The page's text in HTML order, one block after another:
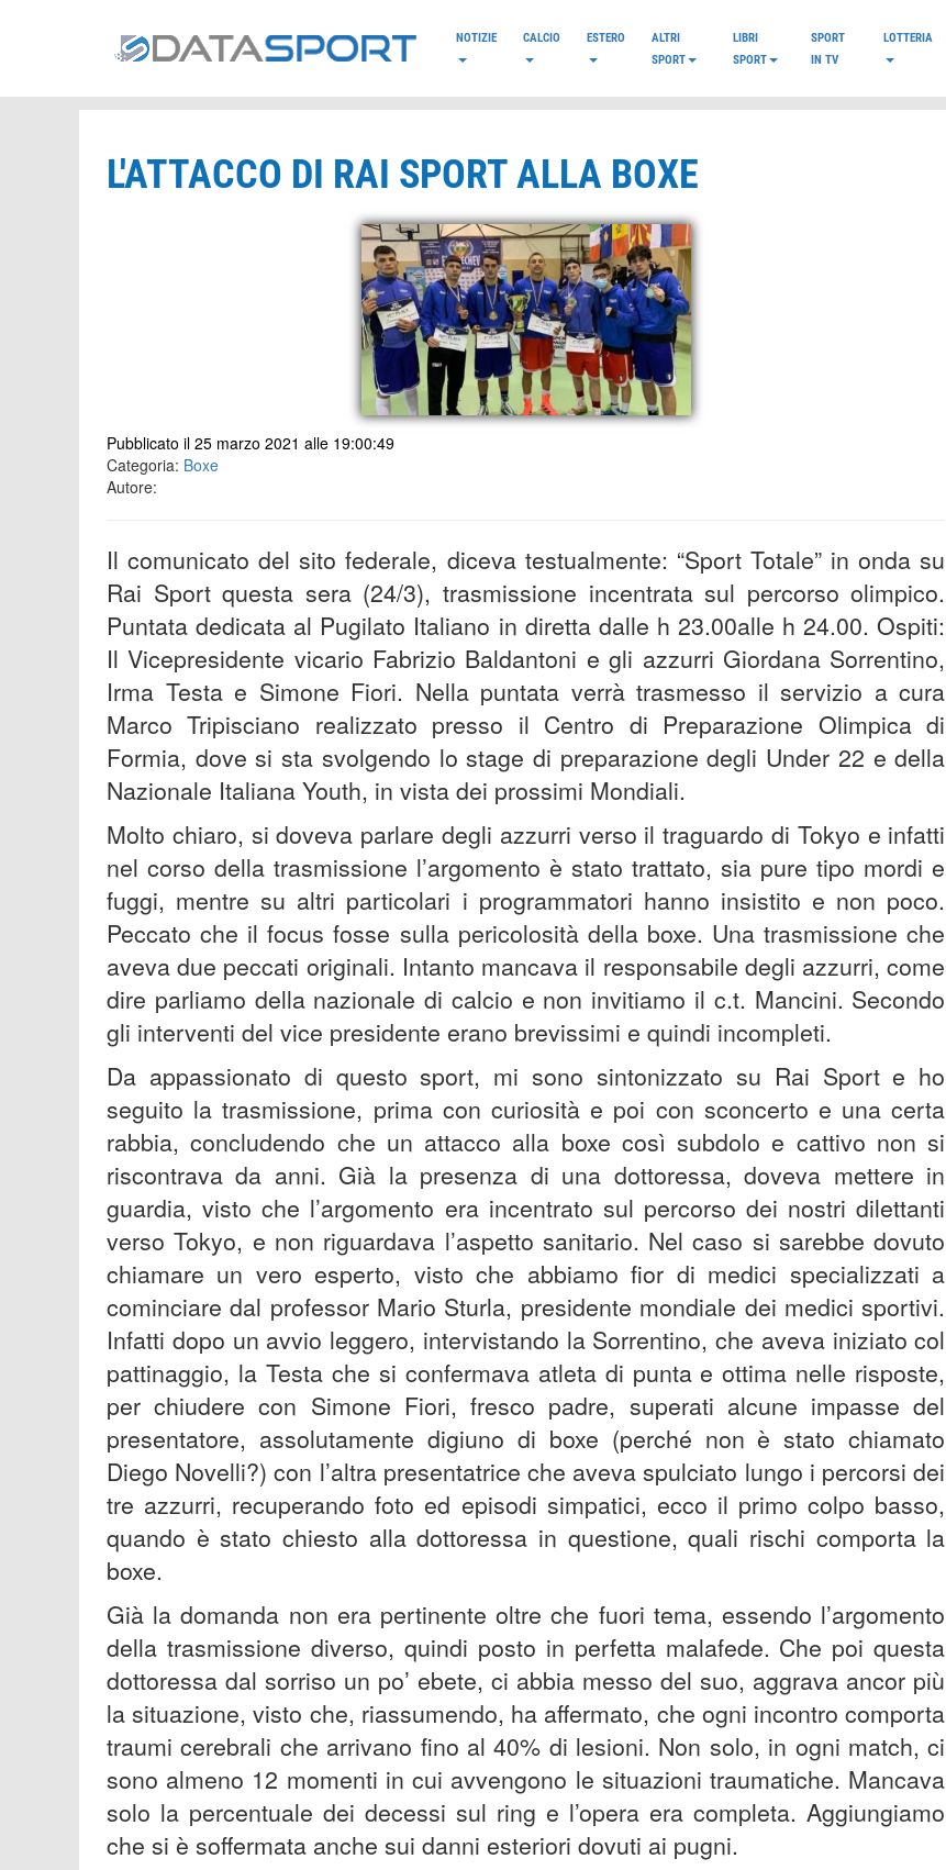
NOTIZIE CALCIO ESTERO
ALTRI
SPORT
LIBRI
SPORT
SPORT
IN TV
LOTTERIA
L'ATTACCO DI RAI SPORT ALLA BOXE
Pubblicato il 25 marzo 2021 alle 19:00:49
Categoria: Boxe
Autore:
Il comunicato del sito federale, diceva testualmente: “Sport Totale” in onda su
Rai Sport questa sera (24/3), trasmissione incentrata sul percorso olimpico.
Puntata dedicata al Pugilato Italiano in diretta dalle h 23.00alle h 24.00. Ospiti:
Il Vicepresidente vicario Fabrizio Baldantoni e gli azzurri Giordana Sorrentino,
Irma Testa e Simone Fiori. Nella puntata verrà trasmesso il servizio a cura
Marco Tripisciano realizzato presso il Centro di Preparazione Olimpica di
Formia, dove si sta svolgendo lo stage di preparazione degli Under 22 e della
Nazionale Italiana Youth, in vista dei prossimi Mondiali.
Molto chiaro, si doveva parlare degli azzurri verso il traguardo di Tokyo e infatti
nel corso della trasmissione l’argomento è stato trattato, sia pure tipo mordi e
fuggi, mentre su altri particolari i programmatori hanno insistito e non poco.
Peccato che il focus fosse sulla pericolosità della boxe. Una trasmissione che
aveva due peccati originali. Intanto mancava il responsabile degli azzurri, come
dire parliamo della nazionale di calcio e non invitiamo il c.t. Mancini. Secondo
gli interventi del vice presidente erano brevissimi e quindi incompleti.
Da appassionato di questo sport, mi sono sintonizzato su Rai Sport e ho
seguito la trasmissione, prima con curiosità e poi con sconcerto e una certa
rabbia, concludendo che un attacco alla boxe così subdolo e cattivo non si
riscontrava da anni. Già la presenza di una dottoressa, doveva mettere in
guardia, visto che l’argomento era incentrato sul percorso dei nostri dilettanti
verso Tokyo, e non riguardava l’aspetto sanitario. Nel caso si sarebbe dovuto
chiamare un vero esperto, visto che abbiamo fior di medici specializzati a
cominciare dal professor Mario Sturla, presidente mondiale dei medici sportivi.
Infatti dopo un avvio leggero, intervistando la Sorrentino, che aveva iniziato col
pattinaggio, la Testa che si confermava atleta di punta e ottima nelle risposte,
per chiudere con Simone Fiori, fresco padre, superati alcune impasse del
presentatore, assolutamente digiuno di boxe (perché non è stato chiamato
Diego Novelli?) con l’altra presentatrice che aveva spulciato lungo i percorsi dei
tre azzurri, recuperando foto ed episodi simpatici, ecco il primo colpo basso,
quando è stato chiesto alla dottoressa in questione, quali rischi comporta la
boxe.
Già la domanda non era pertinente oltre che fuori tema, essendo l’argomento
della trasmissione diverso, quindi posto in perfetta malafede. Che poi questa
dottoressa dal sorriso un po’ ebete, ci abbia messo del suo, aggrava ancor più
la situazione, visto che, riassumendo, ha affermato, che ogni incontro comporta
traumi cerebrali che arrivano fino al 40% di lesioni. Non solo, in ogni match, ci
sono almeno 12 momenti in cui avvengono le situazioni traumatiche. Mancava
solo la percentuale dei decessi sul ring e l’opera era completa. Aggiungiamo
che si è soffermata anche sui danni esteriori dovuti ai pugni.